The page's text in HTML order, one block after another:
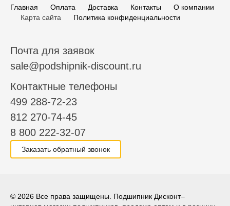
Главная Оплата Доставка Контакты
О компании
Карта сайта
Политика конфиденциальности
Почта для заявок
sale@podshipnik-discount.ru
Контактные телефоны
499 288-72-23
812 270-74-45
8 800 222-32-07
Заказать обратный звонок
© 2026 Все права защищены. Подшипник Дисконт–